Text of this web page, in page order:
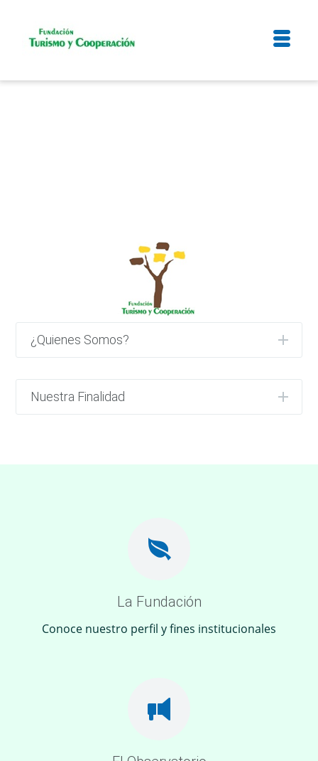
¿Quienes Somos?
Nuestra Finalidad
La Fundación
Conoce nuestro perfil y fines institucionales